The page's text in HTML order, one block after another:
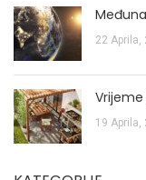
22 Aprila,
19 Aprila,